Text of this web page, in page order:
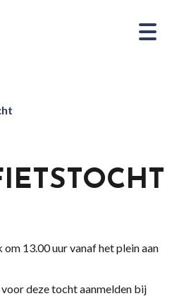
om 13.00 uur vanaf het plein aan
deze tocht aanmelden bij